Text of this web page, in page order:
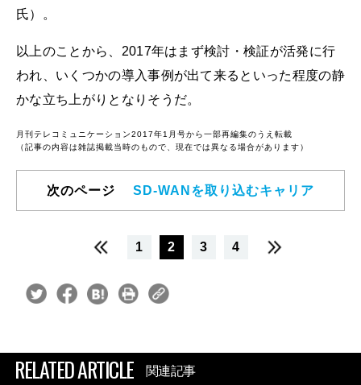
氏）。
以上のことから、2017年はまず検討・検証が活発に行
われ、いくつかの導入事例が出て来るといった程度の静
かな立ち上がりとなりそうだ。
月刊テレコミュニケーション2017年1月号から一部再編集のうえ転載
（記事の内容は雑誌掲載当時のもので、現在では異なる場合があります）
次のページ SD-WANを取り込むキャリア
1 2 3 4
RELATED ARTICLE 関連記事